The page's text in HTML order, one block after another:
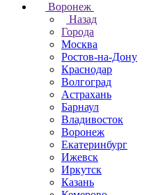
Воронеж
Назад
Города
Москва
Ростов-на-Дону
Краснодар
Волгоград
Астрахань
Барнаул
Владивосток
Воронеж
Екатеринбург
Ижевск
Иркутск
Казань